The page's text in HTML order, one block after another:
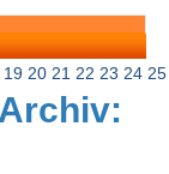
19 20 21 22 23 24 25